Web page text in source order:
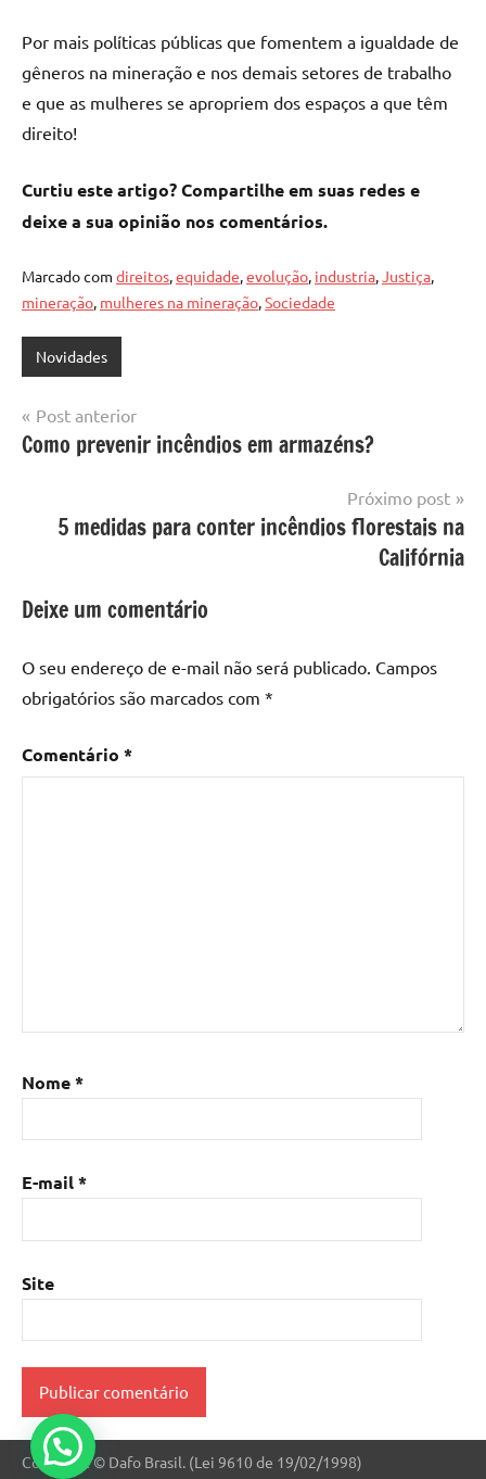
Por mais políticas públicas que fomentem a igualdade de
gêneros na mineração e nos demais setores de trabalho
e que as mulheres se apropriem dos espaços a que têm
direito!
Curtiu este artigo? Compartilhe em suas redes e
deixe a sua opinião nos comentários.
Marcado com direitos,equidade,evolução, industria,Justiça,
mineração, mulheres na mineração,Sociedade
Novidades
Navegação
de
Post anterior
Como prevenir incêndios em armazéns?
Próximo post
5 medidas para conter incêndios florestais na
Califórnia
Deixe um comentário
O seu endereço de e-mail não será publicado. Campos
obrigatórios são marcados com *
Comentário *
Nome*
E-mail*
Site
Copyright © Dafo Brasil. (Lei 9610 de 19/02/1998)